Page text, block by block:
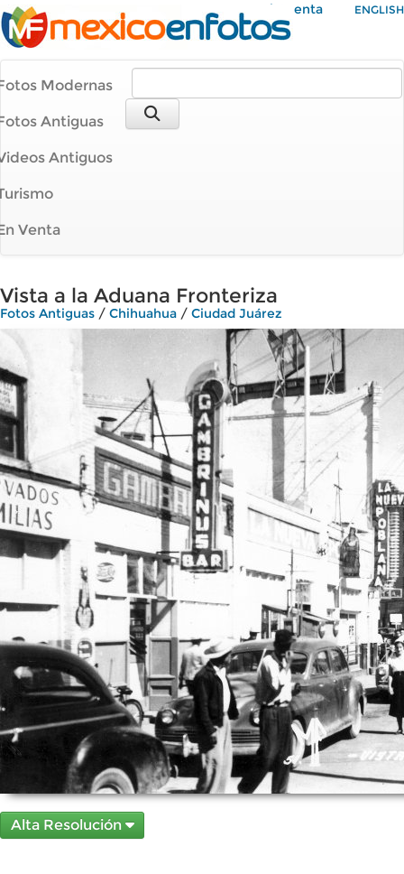
Mi Cuenta ENGLISH
Modernas
Antiguas
Antiguos
Venta
Vista a la Aduana Fronteriza
Fotos Antiguas / Chihuahua / Ciudad Juárez
Alta Resolución